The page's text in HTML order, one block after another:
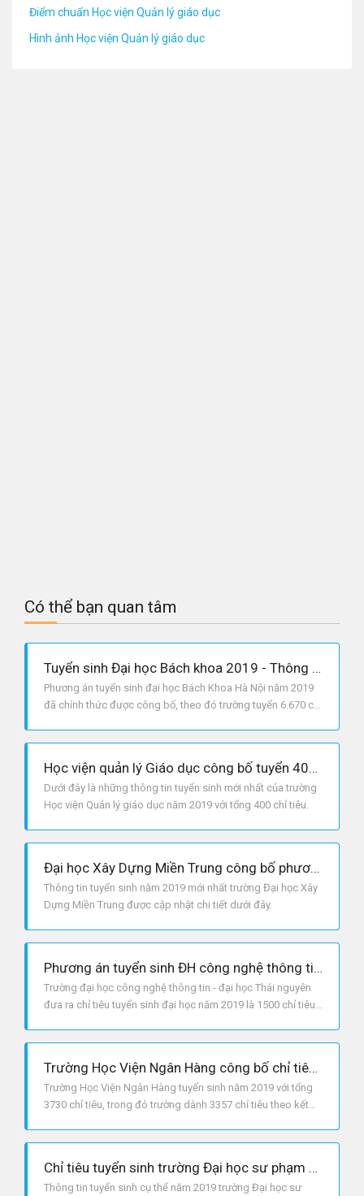
Điểm chuẩn Học viện Quản lý giáo dục
Hình ảnh Học viện Quản lý giáo dục
Có thể bạn quan tâm
Tuyển sinh Đại học Bách khoa 2019 - Thông tin cần biết
Phương án tuyển sinh đại học Bách Khoa Hà Nội năm 2019
đã chính thức được công bố, theo đó trường tuyển 6.670 chỉ
Học viện quản lý Giáo dục công bố tuyển 400 chỉ tiêu cho năm 2019
Dưới đây là những thông tin tuyển sinh mới nhất của trường
Học viện Quản lý giáo dục năm 2019 với tổng 400 chỉ tiêu.
Đại học Xây Dựng Miền Trung công bố phương án tuyển sinh năm 2019
Thông tin tuyển sinh năm 2019 mới nhất trường Đại học Xây
Dựng Miền Trung được cập nhật chi tiết dưới đây.
Phương án tuyển sinh ĐH công nghệ thông tin và truyền thông - ĐH Thái Nguyên 2019
Trường đại học công nghệ thông tin - đại học Thái nguyên
đưa ra chỉ tiêu tuyển sinh đại học năm 2019 là 1500 chỉ tiêu,
Trường Học Viện Ngân Hàng công bố chỉ tiêu tuyển sinh năm 2019
Trường Học Viện Ngân Hàng tuyển sinh năm 2019 với tổng
3730 chỉ tiêu, trong đó trường dành 3357 chỉ tiêu theo kết
Chỉ tiêu tuyển sinh trường Đại học sư phạm Hà Nội năm 2019
Thông tin tuyển sinh cụ thể năm 2019 trường Đại học sư